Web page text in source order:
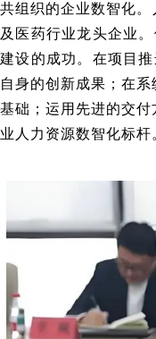
共组织的企业数智化
及医药行业龙头企业
建设的成功。在项目
自身的创新成果；在
基础；运用先进的交
业人力资源数智化标杆